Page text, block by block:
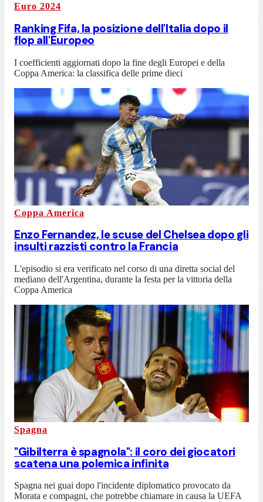
Euro 2024
Ranking Fifa, la posizione dell'Italia dopo il
flop all'Europeo
I coefficienti aggiornati dopo la fine degli Europei e della
Coppa America: la classifica delle prime dieci
Coppa America
Enzo Fernandez, le scuse del Chelsea dopo gli
insulti razzisti contro la Francia
L'episodio si era verificato nel corso di una diretta social del
mediano dell'Argentina, durante la festa per la vittoria della
Coppa America
Spagna
"Gibilterra è spagnola": il coro dei giocatori
scatena una polemica infinita
Spagna nei guai dopo l'incidente diplomatico provocato da
Morata e compagni, che potrebbe chiamare in causa la UEFA